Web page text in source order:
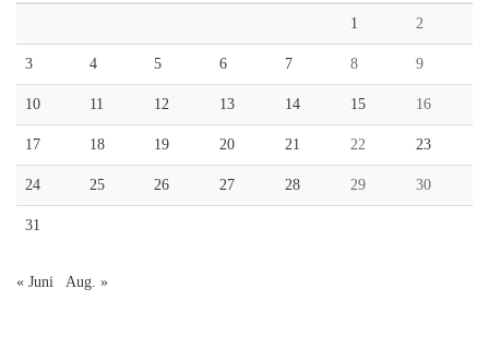
1 2
3 4 5 6 7 8 9
10 11 12 13 14 15 16
17 18 19 20 21 22 23
24 25 26 27 28 29 30
31
« Juni Aug. »